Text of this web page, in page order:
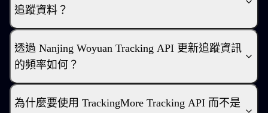
追蹤資料？
透過 Nanjing Woyuan Tracking API 更新追蹤資訊
的頻率如何？
為什麼要使用 TrackingMore Tracking API 而不是